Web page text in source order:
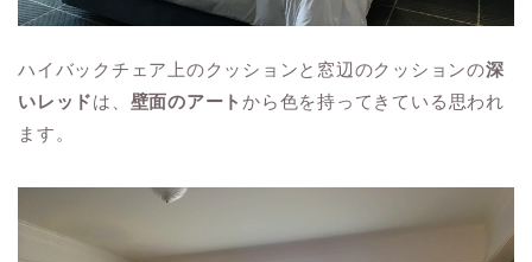
ハイバックチェア上のクッションと窓辺のクッションの深
いレッドは、 壁面のアート から色を持ってきている思われ
ます。